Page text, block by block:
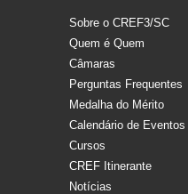
Sobre o CREF3/SC
Quem é Quem
Câmaras
Perguntas Frequentes
Medalha do Mérito
Calendário de Eventos
Cursos
CREF Itinerante
Notícias